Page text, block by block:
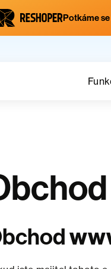
Potkáme se